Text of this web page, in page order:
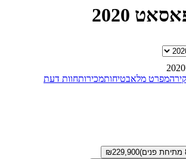
פאסאט 2020
2020
מפרט מלאבטיחותמכירותחוות דעת
₪229,900